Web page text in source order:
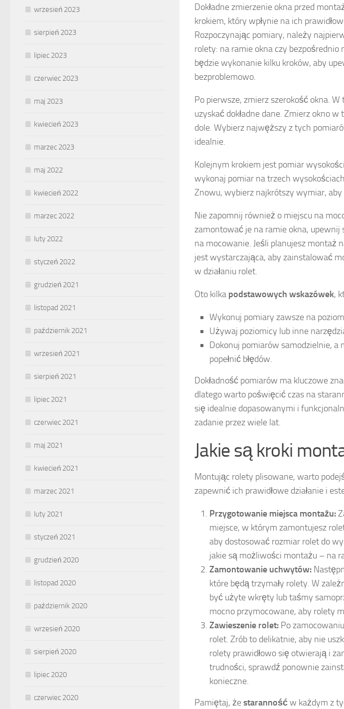
Dokładne zmierzenie okna przed
krokiem, który wpłynie na ich
Rozpoczynając pomiary, należy
rolety: na ramie okna czy bezpośrednio
będzie wykonanie kilku kroków, aby
bezproblemowo.
Po pierwsze, zmierz szerokość okna.
uzyskać dokładne dane. Zmierz okno
dole. Wybierz najwęższy z tych
idealnie.
Kolejnym krokiem jest pomiar
wykonaj pomiar na trzech
Znowu, wybierz najkrótszy wymiar,
Nie zapomnij również o miejscu na
zamontować je na ramie okna,
na mocowanie. Jeśli planujesz montaż
jest wystarczająca, aby zainstalować
w działaniu rolet.
Oto kilka podstawowych wskazówek,
Wykonuj pomiary zawsze na
Używaj poziomicy lub inne
Dokonuj pomiarów samodzielnie, a
popełnić błędów.
Dokładność pomiarów ma kluczowe
dlatego warto poświęcić czas na
się idealnie dopasowanymi i
zadanie przez wiele lat.
Jakie są kroki
Montując rolety plisowane, warto
zapewnić ich prawidłowe działanie i
Przygotowanie miejsca montażu:
miejsce, w którym zamontujesz
aby dostosować rozmiar rolet do
jakie są możliwości montażu – na
Zamontowanie uchwytów:
które będą trzymały rolety. W
być użyte wkręty lub taśmy
mocno przymocowane, aby rolety
Zawieszenie rolet: Po
rolet. Zrób to delikatnie, aby nie
rolety prawidłowo się otwierają i
trudności, sprawdź ponownie
konieczne.
Pamiętaj, żestarannośćw każdym z
wrzesień 2023
sierpień 2023
lipiec 2023
czerwiec 2023
maj 2023
kwiecień 2023
marzec 2023
maj 2022
kwiecień 2022
marzec 2022
luty 2022
styczeń 2022
grudzień 2021
listopad 2021
październik 2021
wrzesień 2021
sierpień 2021
lipiec 2021
czerwiec 2021
maj 2021
kwiecień 2021
marzec 2021
luty 2021
styczeń 2021
grudzień 2020
listopad 2020
październik 2020
wrzesień 2020
sierpień 2020
lipiec 2020
czerwiec 2020